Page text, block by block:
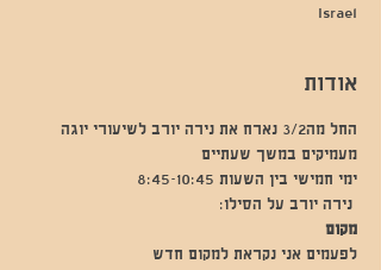
Israel
אודות
החל מה3/2 נארח את נירה יורב לשיעורי יוגה
מעמיקים במשך שעתיים
ימי חמישי בין השעות 8:45-10:45
נירה יורב על הסילו:
מקום
לפעמים אני נקראת למקום חדש